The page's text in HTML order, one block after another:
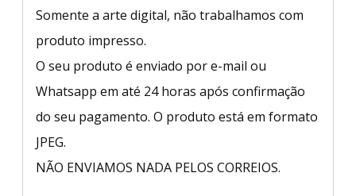
Somente a arte digital, não trabalhamos com
produto impresso.
O seu produto é enviado por e-mail ou
Whatsapp em até 24 horas após confirmação
do seu pagamento. O produto está em formato
JPEG.
NÃO ENVIAMOS NADA PELOS CORREIOS.